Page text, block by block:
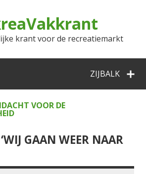
krant voor de recreatiemarkt
ZIJBALK
VOOR DE
GAAN WEER NAAR